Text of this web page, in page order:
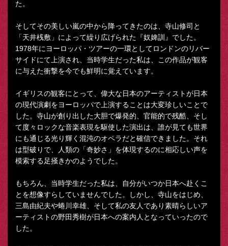
た。
そしてその美しい嵐の中から降ってきたのは、寺山修司と
「天井桟敷」によって繰り広げられた『奴婢訓』でした。
1978年にヨーロッパ・ツアーの一環としてロンドンのリバー
サイドにて上演され、当時学生だった私は、この作品が観客
に与えた衝撃を今でも鮮明に覚えています。
イギリスの観客にとって、偉大な日本のアーティストが日本
の現代演劇をヨーロッパで上演することは大変珍しいことで
した。寺山が創り出した大胆で爆発的、官能的で残酷、そし
て度々ロックな音楽表現を駆使した演出は、誰が見ても世界
にも通じる光り輝く混沌のオペラだと確信できました。それ
は型破りで、人類の「奇妙さ」を体現するのに相応しい声を
模索する足掻きかのようでした。
もちろん、当時学生だった私は、自分がいつか日本へ赴くこ
とを想像すらしていませんでした。しかし、寺山をはじめ、
三島由紀夫や蜷川幸雄、そして私の友人であり素晴らしいア
ーティストの野田秀樹が日本への案内人となっていったので
した。